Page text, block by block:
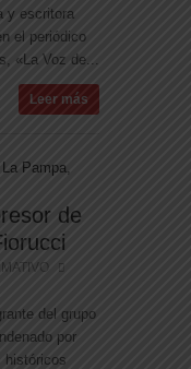
y escritora
el periódico
«La Voz de...
Leer más
de
del grupo
por
históricos